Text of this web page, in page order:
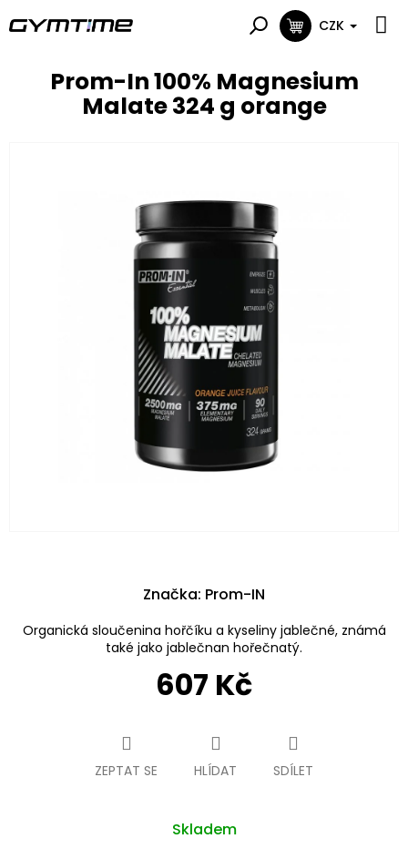
na
NÁKUPNÍ
CZK
Prom-In 100% Magnesium
Malate 324 g orange
607 Kč
Skladem
Organická sloučenina hořčíku a kyseliny jablečné, známá
také jako jablečnan hořečnatý.
ZEPTAT SE HLÍDAT SDÍLET
Značka: Prom-IN